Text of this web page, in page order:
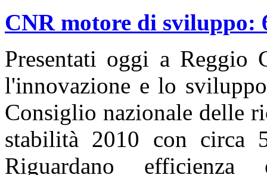
CNR motore di sviluppo:
Presentati oggi a Reggio
l'innovazione e lo
Consiglio nazionale delle
stabilità 2010 con
Riguardano